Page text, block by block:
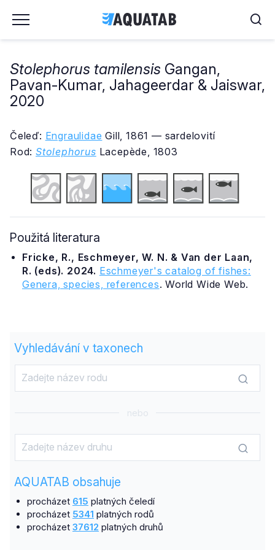
Stolephorus tamilensis Gangan,
Pavan-Kumar, Jahageerdar & Jaiswar,
2020
Čeleď: Engraulidae Gill, 1861 — sardelovití
Rod: Stolephorus Lacepède, 1803
Použitá literatura
Fricke, R., Eschmeyer, W. N. & Van der Laan,
R. (eds). 2024. Eschmeyer's catalog of fishes:
Genera, species, references. World Wide Web.
Vyhledávání v taxonech
nebo
AQUATAB obsahuje
procházet 615 platných čeledí
procházet 5341 platných rodů
procházet 37612 platných druhů